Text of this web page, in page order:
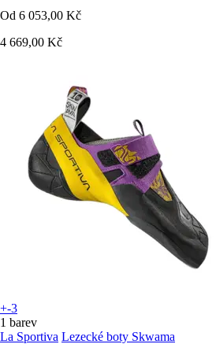
Od 6 053,00 Kč
4 669,00 Kč
+-3
1 barev
La Sportiva Lezecké boty Skwama